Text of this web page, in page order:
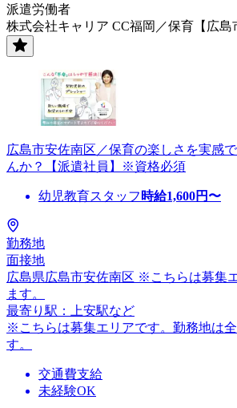
派遣労働者
株式会社キャリア CC福岡／保育【広島
広島市安佐南区／保育の楽しさを実感
んか？【派遣社員】※資格必須
幼児教育スタッフ 時給1,600円〜
勤務地
面接地
広島県広島市安佐南区 ※こちらは募集
ます。
最寄り駅：上安駅など
※こちらは募集エリアです。勤務地は
す。
交通費支給
未経験OK